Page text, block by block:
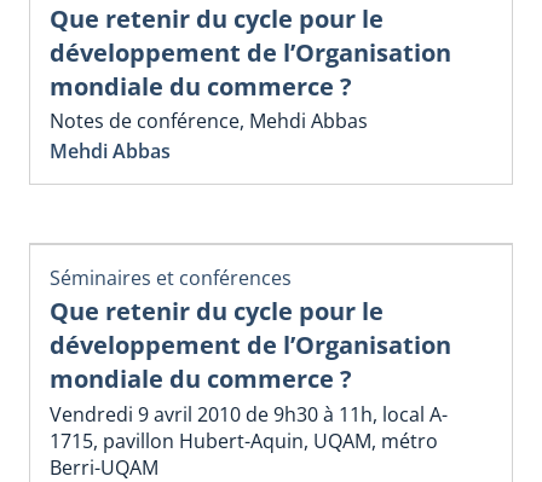
Que retenir du cycle pour le
développement de l’Organisation
mondiale du commerce ?
Notes de conférence, Mehdi Abbas
Mehdi Abbas
Séminaires et conférences
Que retenir du cycle pour le
développement de l’Organisation
mondiale du commerce ?
Vendredi 9 avril 2010 de 9h30 à 11h, local A-
1715, pavillon Hubert-Aquin, UQAM, métro
Berri-UQAM